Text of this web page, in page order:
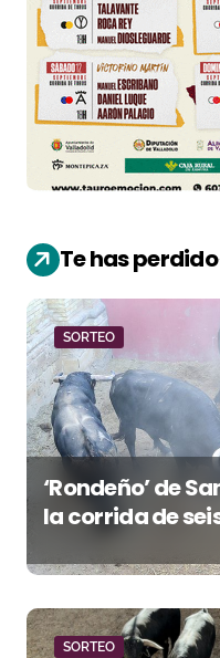
Te has perdido
SORTEO
‘Rondeño’ de
la corrida de
Santa María
SORTEO